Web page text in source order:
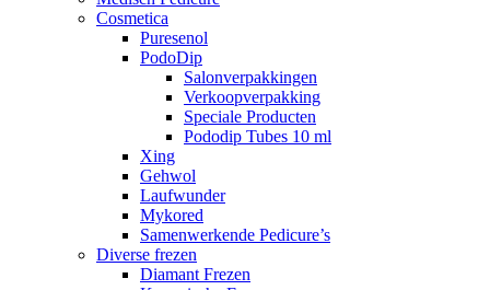
Cosmetica
Puresenol
PodoDip
Salonverpakkingen
Verkoopverpakking
Speciale Producten
Pododip Tubes 10 ml
Xing
Gehwol
Laufwunder
Mykored
Samenwerkende Pedicure’s
Diverse frezen
Diamant Frezen